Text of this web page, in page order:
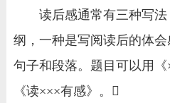
读后感通常有三种写
纲，一种是写阅读后的体
句子和段落。题目可以用
《读×××有感》。